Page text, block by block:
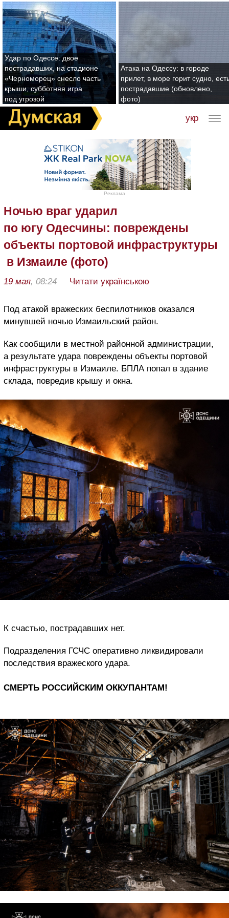
Удар по Одессе: двое
пострадавших, на стадионе
«Черноморец» снесло часть
крыши, субботняя игра
под угрозой
Атака на Одессу: в городе
прилет, в море горит судно,
пострадавшие (обновлено,
фото)
укр
Реклама
Ночью враг ударил
по югу Одесчины: повреждены
объекты портовой инфраструктуры
в Измаиле (фото)
19 мая, 08:24 Читати українською
Под атакой вражеских беспилотников оказался
минувшей ночью Измаильский район.
Как сообщили в местной районной администрации,
а результате удара повреждены объекты портовой
инфраструктуры в Измаиле. БПЛА попал в здание
склада, повредив крышу и окна.
К счастью, пострадавших нет.
Подразделения ГСЧС оперативно ликвидировали
последствия вражеского удара.
СМЕРТЬ РОССИЙСКИМ ОККУПАНТАМ!